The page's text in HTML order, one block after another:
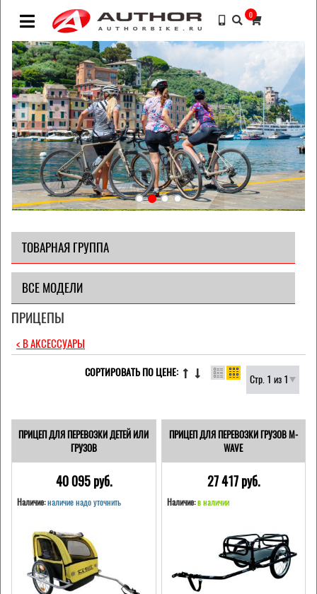
0
ТОВАРНАЯ ГРУППА
ВСЕ МОДЕЛИ
ПРИЦЕПЫ
< В АКСЕССУАРЫ
Стр. 1 из 1
СОРТИРОВАТЬ ПО ЦЕНЕ:
ПРИЦЕП ДЛЯ ПЕРЕВОЗКИ ДЕТЕЙ ИЛИ
ГРУЗОВ
40 095 pуб.
Наличие:наличие надо уточнить
ПРИЦЕП ДЛЯ ПЕРЕВОЗКИ ГРУЗОВ M-
WAVE
27 417 pуб.
Наличие: в наличии